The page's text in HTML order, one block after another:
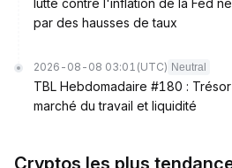
lutte contre l'inflation de la Fed
par des hausses de taux
2026-08-08 03:01 (UTC) Neutral
TBL Hebdomadaire #180 : Trésor
marché du travail et liquidité
Cryptos les plus